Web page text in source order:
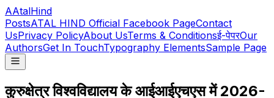
AAtalHind
PostsATAL HIND Official Facebook PageContact
UsPrivacy PolicyAbout UsTerms & Conditionsई-पेपरOur
AuthorsGet In TouchTypography ElementsSample Page
कुरुक्षेत्र विश्वविद्यालय के आईआईएचएस में 2026-